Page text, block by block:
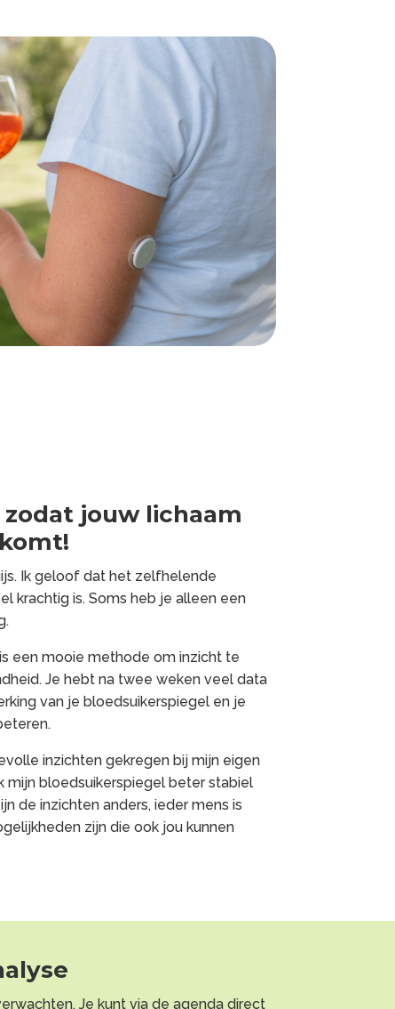
jouw lichaam
Ik geloof dat het zelfhelende
krachtig is. Soms heb je alleen een
een mooie methode om inzicht te
Je hebt na twee weken veel data
van je bloedsuikerspiegel en je
inzichten gekregen bij mijn eigen
mijn bloedsuikerspiegel beter stabiel
de inzichten anders, ieder mens is
zijn die ook jou kunnen
Je kunt via de agenda direct